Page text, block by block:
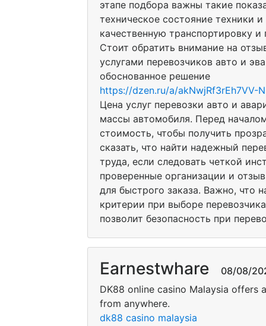
этапе подбора важны такие
техническое состояние техники
качественную транспортировку
Стоит обратить внимание на
услугами перевозчиков авто и
обоснованное решение
https://dzen.ru/a/akNwjRf3rEh7VV-N
Цена услуг перевозки авто и
массы автомобиля. Перед
стоимость, чтобы получить
сказать, что найти надежный
труда, если следовать четкой
проверенные организации и
для быстрого заказа. Важно, что
критерии при выборе
позволит безопасность при
Earnestwhare 08/08/
DK88 online casino Malaysia
from anywhere.
dk88 casino malaysia